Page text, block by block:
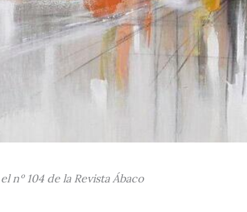
nº 104 de la Revista Ábaco